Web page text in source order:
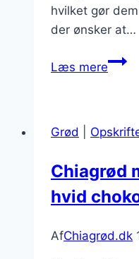
hvilket gør
der ønsker at…
Læs mere
Grød
Chiagrød
hvid
AfChiagrød.dk